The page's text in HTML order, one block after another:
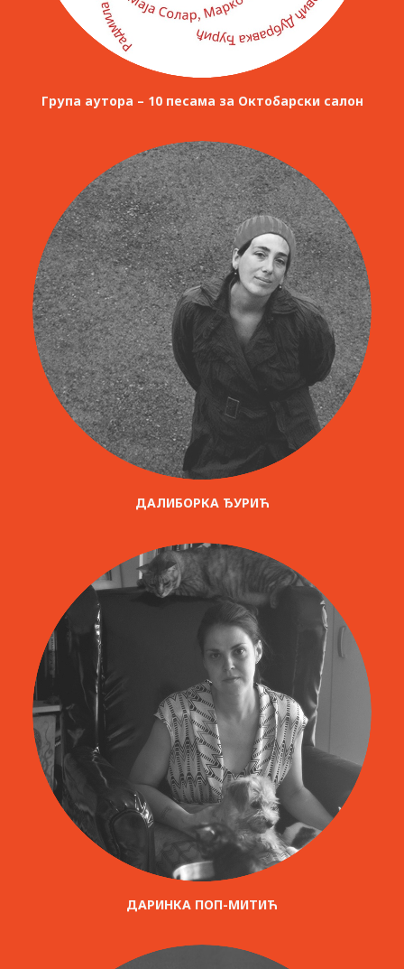
Група аутора – 10 песама за Октобарски салон
ДАЛИБОРКА ЂУРИЋ
ДАРИНКА ПОП-МИТИЋ